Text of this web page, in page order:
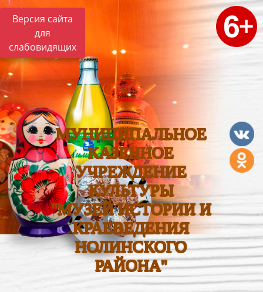
Версия сайта
для
слабовидящих
МУНИЦИПАЛЬНОЕ
КАЗЕННОЕ
УЧРЕЖДЕНИЕ
КУЛЬТУРЫ
"МУЗЕЙ ИСТОРИИ И
КРАЕВЕДЕНИЯ
НОЛИНСКОГО
РАЙОНА"